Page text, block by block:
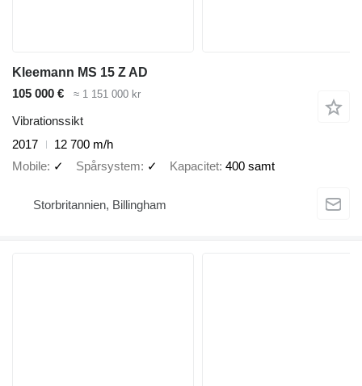
Kleemann MS 15 Z AD
105 000 €
≈ 1 151 000 kr
Vibrationssikt
2017
12 700 m/h
Mobile ✓ Spårsystem ✓ Kapacitet 400 samt
Storbritannien, Billingham